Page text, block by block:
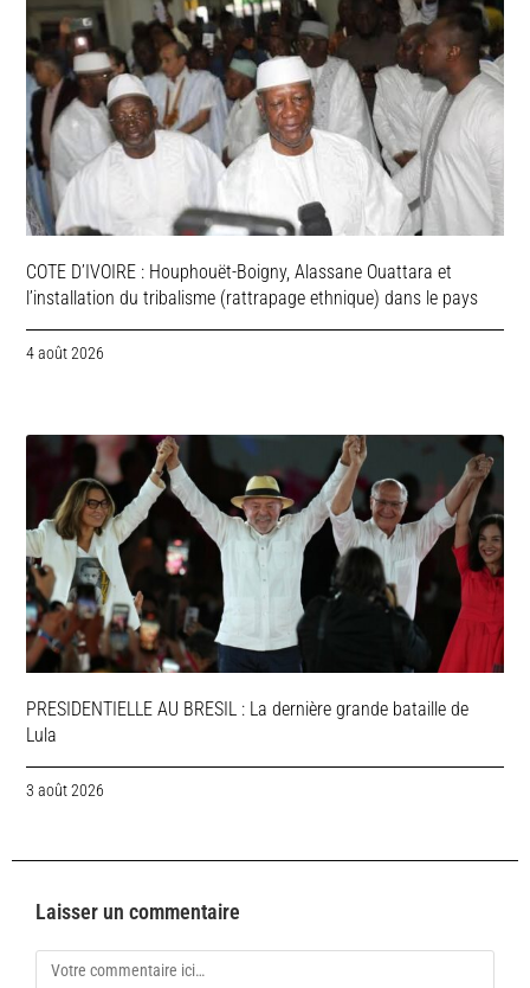
COTE D’IVOIRE : Houphouët-Boigny, Alassane Ouattara et
l’installation du tribalisme (rattrapage ethnique) dans le pays
4 août 2026
PRESIDENTIELLE AU BRESIL : La dernière grande bataille de
Lula
3 août 2026
Laisser un commentaire